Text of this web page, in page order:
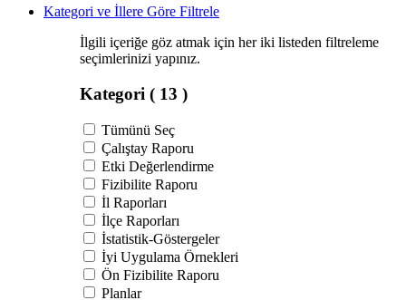
Kategori ve İllere Göre Filtrele
İlgili içeriğe göz atmak için her iki listeden filtreleme
seçimlerinizi yapınız.
Kategori ( 13 )
Tümünü Seç
Çalıştay Raporu
Etki Değerlendirme
Fizibilite Raporu
İl Raporları
İlçe Raporları
İstatistik-Göstergeler
İyi Uygulama Örnekleri
Ön Fizibilite Raporu
Planlar